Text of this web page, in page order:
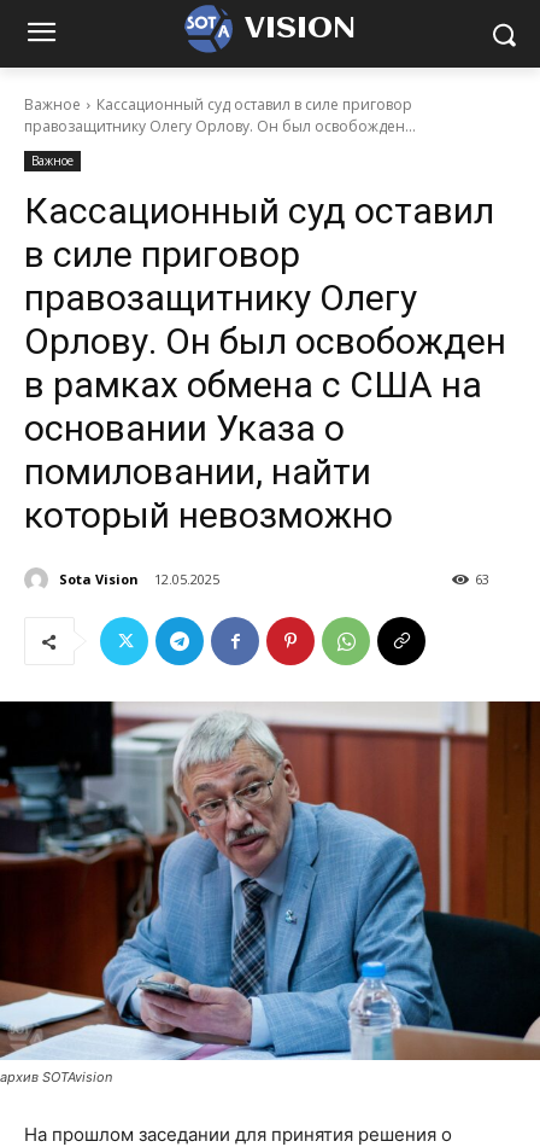
VISION
Важное
Кассационный суд оставил в силе приговор
правозащитнику Олегу Орлову. Он был освобожден...
Важное
Кассационный суд оставил
в силе приговор
правозащитнику Олегу
Орлову. Он был освобожден
в рамках обмена с США на
основании Указа о
помиловании, найти
который невозможно
Sota Vision 12.05.2025 63
архив SOTAvision
На прошлом заседании для принятия решения о